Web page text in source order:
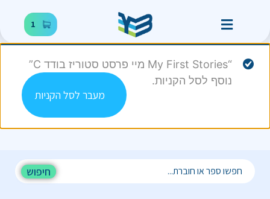
1
“My First Stories מיי פרסט סטוריז בודד C”
נוסף לסל הקניות.
מעבר לסל הקניות
חיפוש